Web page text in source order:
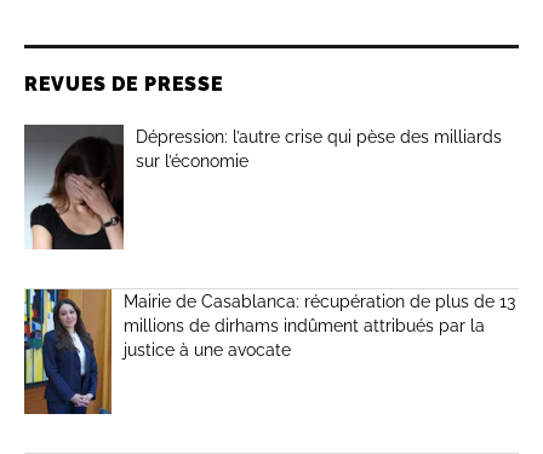
REVUES DE PRESSE
Dépression: l’autre crise qui pèse des milliards
sur l’économie
Mairie de Casablanca: récupération de plus de 13
millions de dirhams indûment attribués par la
justice à une avocate